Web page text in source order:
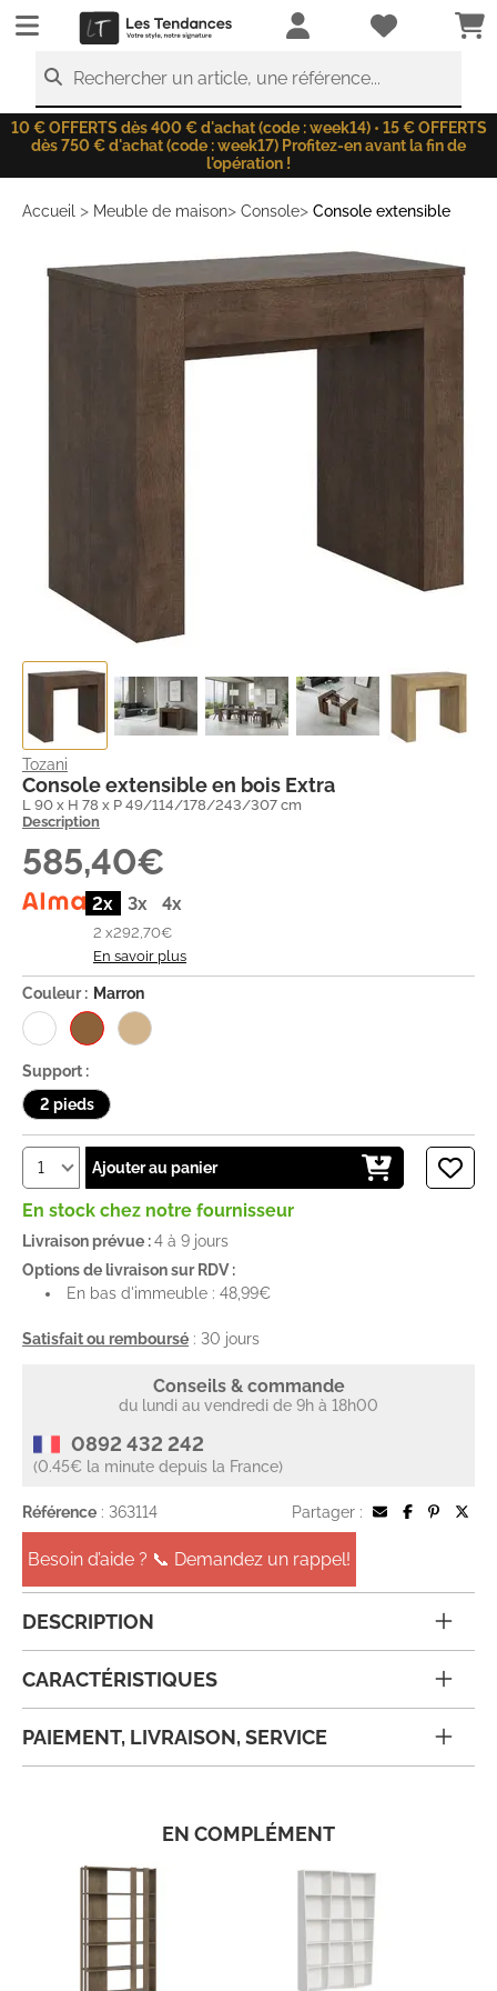
LesTendances.fr
Rechercher un article, une référence...
10 € OFFERTS dès 400 € d'achat (code : week14) • 15 € OFFERTS
dès 750 € d'achat (code : week17) Profitez-en avant la fin de
l'opération !
Accueil > Meuble de maison> Console> Console extensible
Tozani
Console extensible en bois Extra
L 90 x H 78 x P 49/114/178/243/307 cm
Description
585,40€
2x 3x 4x
2 x292,70€
En savoir plus
Couleur : Marron
Support :
2 pieds
Ajouter au panier
En stock chez notre fournisseur
Livraison prévue :4 à 9 jours
Options de livraison sur RDV :
En bas d'immeuble : 48,99€
Satisfait ou remboursé : 30 jours
Conseils & commande
du lundi au vendredi de 9h à 18h00
0892 432 242
(0.45€ la minute depuis la France)
Référence : 363114 Partager :
Besoin d’aide ? 📞 Demandez un rappel!
DESCRIPTION
CARACTÉRISTIQUES
PAIEMENT, LIVRAISON, SERVICE
EN COMPLÉMENT